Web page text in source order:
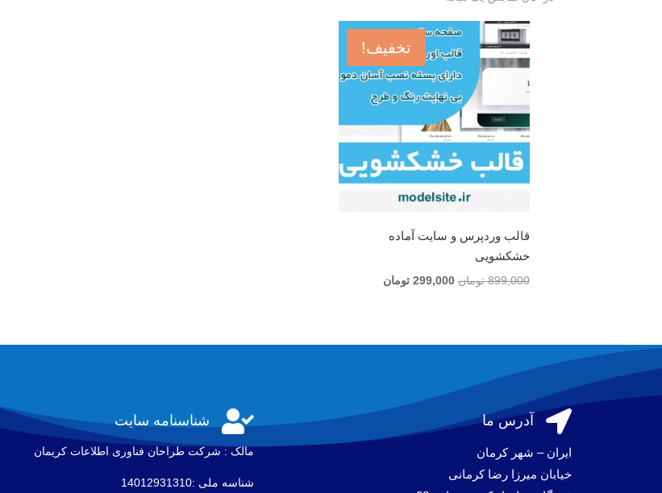
تخفیف!
قالب وردپرس و سایت آماده
خشکشویی
899,000 تومان قیمت
299,000 تومان
 شناسنامه سایت
مالک : شرکت طراحان فناوری اطلاعات كريمان
شناسه ملی :14012931310
 آدرس ما
ایران – شهر کرمان
خیابان میرزا رضا کرمانی